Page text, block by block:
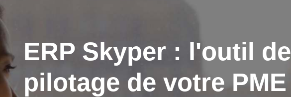
ERP Skyper : l'outil de
pilotage de votre PME